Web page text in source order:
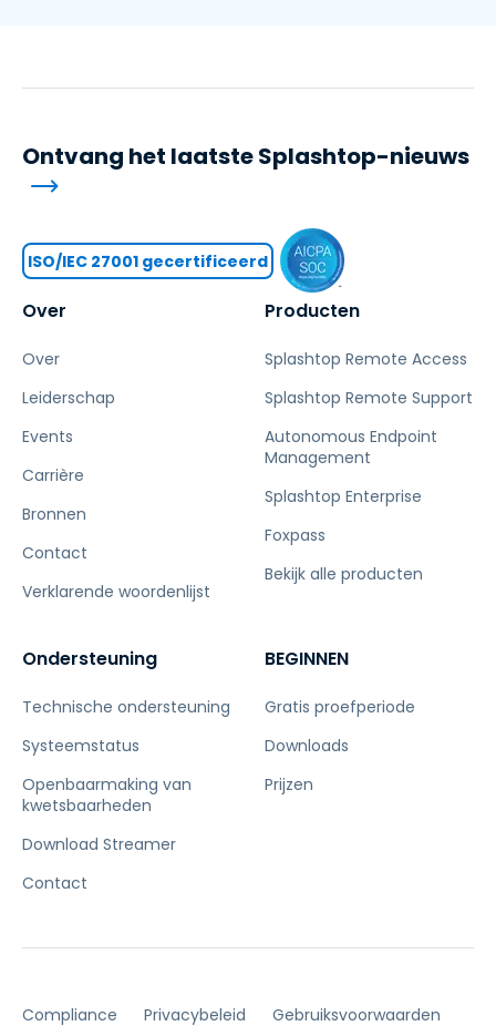
Over
Over
Leiderschap
Events
Carrière
Bronnen
Contact
Verklarende woordenlijst
Producten
Splashtop Remote Access
Splashtop Remote Support
Autonomous Endpoint
Management
Splashtop Enterprise
Foxpass
Bekijk alle producten
Ondersteuning
Technische ondersteuning
Systeemstatus
Openbaarmaking van
kwetsbaarheden
Download Streamer
Contact
BEGINNEN
Gratis proefperiode
Downloads
Prijzen
Ontvang het laatste Splashtop-nieuws
ISO/IEC 27001 gecertificeerd
Compliance Privacybeleid Gebruiksvoorwaarden